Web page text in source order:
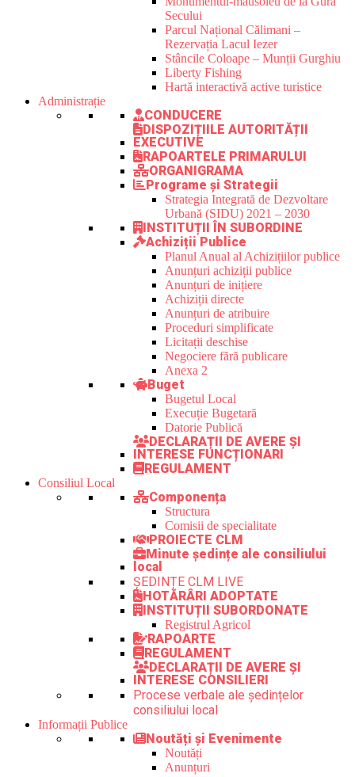
Secului
Parcul Național Călimani –
Rezervația Lacul Iezer
Stâncile Coloape – Munții Gurghiu
Liberty Fishing
Hartă interactivă active turistice
Administrație
CONDUCERE
DISPOZIȚIILE AUTORITĂȚII
EXECUTIVE
RAPOARTELE PRIMARULUI
ORGANIGRAMA
Programe și Strategii
Strategia Integrată de Dezvoltare
Urbană (SIDU) 2021 – 2030
INSTITUȚII ÎN SUBORDINE
Achiziții Publice
Planul Anual al Achizițiilor publice
Anunțuri achiziții publice
Anunțuri de inițiere
Achiziții directe
Anunțuri de atribuire
Proceduri simplificate
Licitații deschise
Negociere fără publicare
Anexa 2
Buget
Bugetul Local
Execuție Bugetară
Datorie Publică
DECLARAȚII DE AVERE ȘI
INTERESE FUNCȚIONARI
REGULAMENT
Consiliul Local
Componența
Structura
Comisii de specialitate
PROIECTE CLM
Minute ședințe ale consiliului
local
ȘEDINȚE CLM LIVE
HOTĂRÂRI ADOPTATE
INSTITUȚII SUBORDONATE
Registrul Agricol
RAPOARTE
REGULAMENT
DECLARAȚII DE AVERE ȘI
INTERESE CONSILIERI
Procese verbale ale ședințelor
consiliului local
Informații Publice
Noutăți și Evenimente
Noutăți
Anunțuri